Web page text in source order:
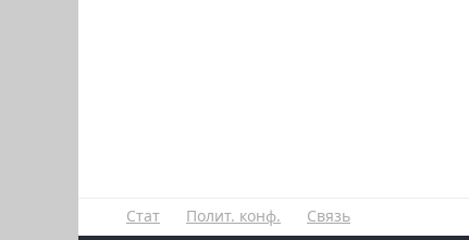
Стат Полит. конф. Связь